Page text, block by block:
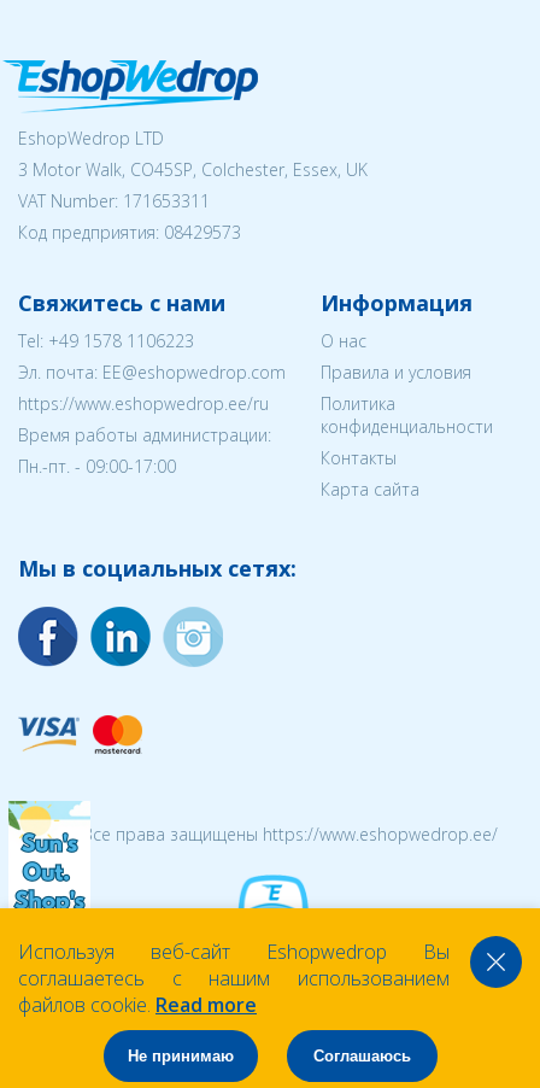
EshopWedrop LTD
3 Motor Walk, CO45SP, Colchester, Essex, UK
VAT Number: 171653311
Код предприятия: 08429573
Свяжитесь с нами
Tel: +49 1578 1106223
Эл. почта: EE@eshopwedrop.com
https://www.eshopwedrop.ee/ru
Время работы администрации:
Пн.-пт. - 09:00-17:00
Информация
О нас
Правила и условия
Политика
конфиденциальности
Контакты
Карта сайта
Мы в социальных сетях:
© 2026 Все права защищены https://www.eshopwedrop.ee/
Используя веб-сайт Eshopwedrop Вы
соглашаетесь с нашим использованием
файлов cookie. Read more
Не принимаю Соглашаюсь